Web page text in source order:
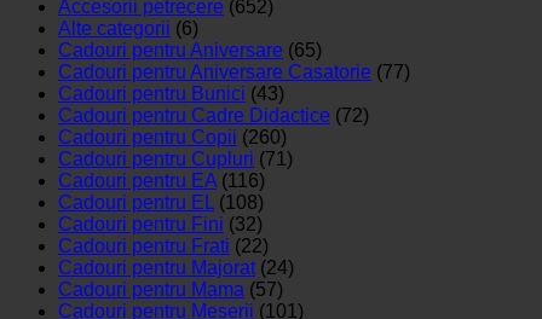
Accesorii petrecere (652)
Alte categorii (6)
Cadouri pentru Aniversare (65)
Cadouri pentru Aniversare Casatorie (77)
Cadouri pentru Bunici (43)
Cadouri pentru Cadre Didactice (72)
Cadouri pentru Copii (260)
Cadouri pentru Cupluri (71)
Cadouri pentru EA (116)
Cadouri pentru EL (108)
Cadouri pentru Fini (32)
Cadouri pentru Frati (22)
Cadouri pentru Majorat (24)
Cadouri pentru Mama (57)
Cadouri pentru Meserii (101)